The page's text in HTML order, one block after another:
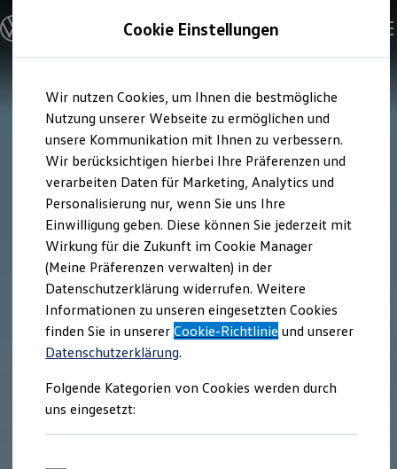
Hauptinhalt
springen
Footer
springen
Modelle & Konfigurator
Nutzfahrzeugkategorien entdecken
Modelle konfigurieren
Vorgängermodelle und Oldtimer
Vorgängermodelle
Oldtimer
Bulli Historie
Branchenlösungen & Gewerbekunden
Umbaulösungen und Hersteller finden
Auf- und Umbauten entdecken & konfigurieren
Groß- und Sonderkunden
Großkunden
Kommunen & Behörden
Journalisten
Sportvereine
Branchenlösungen
Bau & Handwerk
Gewerbliche Personenbeförderung
Service & mobile Werkstätten
Kurier, Logistik & Handel
Feuerwehr
Rettungsdienste
ONE Business ID Vorteile
Fahrzeugsuche & Marktplatz
Cookie Einstellungen
Wir nutzen Cookies, um Ihnen die bestmögliche
Nutzung unserer Webseite zu ermöglichen und
unsere Kommunikation mit Ihnen zu verbessern.
Wir berücksichtigen hierbei Ihre Präferenzen und
verarbeiten Daten für Marketing, Analytics und
Personalisierung nur, wenn Sie uns Ihre
Einwilligung geben. Diese können Sie jederzeit mit
Wirkung für die Zukunft im Cookie Manager
(Meine Präferenzen verwalten) in der
Datenschutzerklärung widerrufen. Weitere
Informationen zu unseren eingesetzten Cookies
finden Sie in unsererCookie-Richtlinie und unserer
Datenschutzerklärung.
Folgende Kategorien von Cookies werden durch
uns eingesetzt: